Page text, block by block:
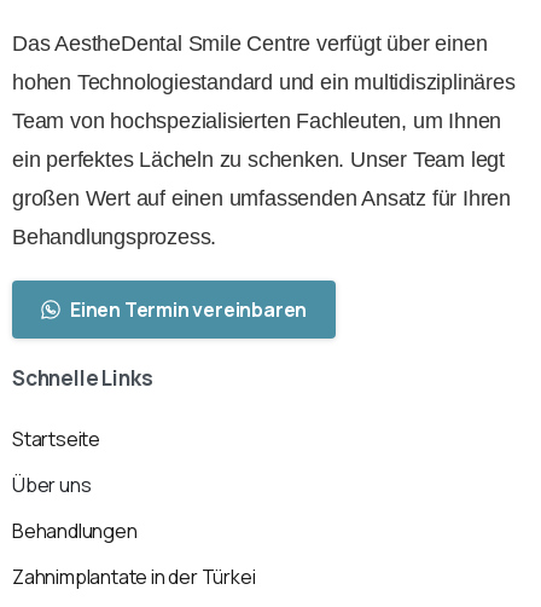
Das AestheDental Smile Centre verfügt über einen
hohen Technologiestandard und ein multidisziplinäres
Team von hochspezialisierten Fachleuten, um Ihnen
ein perfektes Lächeln zu schenken. Unser Team legt
großen Wert auf einen umfassenden Ansatz für Ihren
Behandlungsprozess.
Einen Termin vereinbaren
SchnelleLinks
Startseite
Über uns
Behandlungen
Zahnimplantate in der Türkei